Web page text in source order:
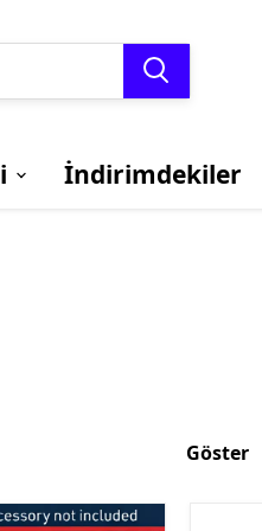
İndirimdekiler
Göster